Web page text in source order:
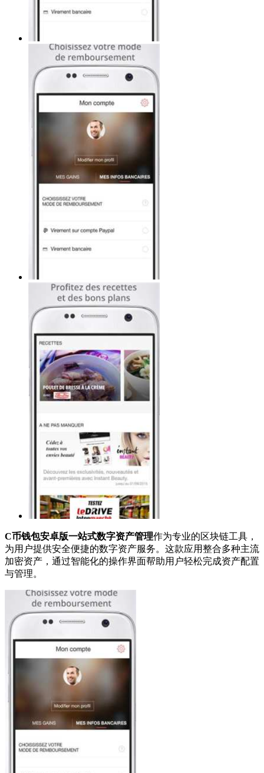
C币钱包安卓版一站式数字资产管理作为专业的区块链工具，
为用户提供安全便捷的数字资产服务。这款应用整合多种主流
加密资产，通过智能化的操作界面帮助用户轻松完成资产配置
与管理。